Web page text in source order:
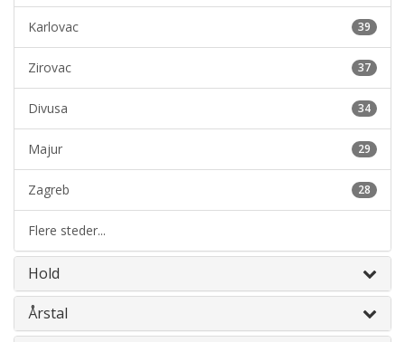
39
Karlovac
37
Zirovac
34
Divusa
29
Majur
28
Zagreb
Flere steder...
Hold
Årstal